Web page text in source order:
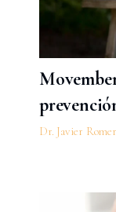
Dr. Javier